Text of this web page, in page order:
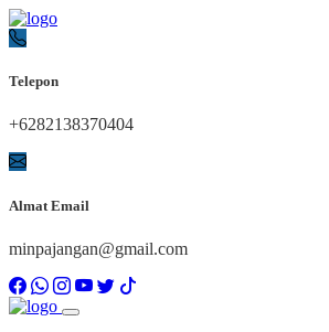
Telepon
+6282138370404
Almat Email
minpajangan@gmail.com